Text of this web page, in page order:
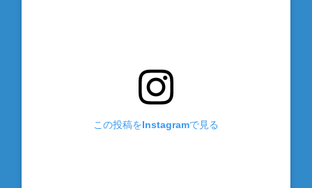
この投稿をInstagramで見る